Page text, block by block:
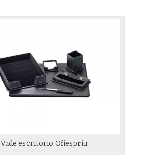
Vade escritorio Ofiespriu